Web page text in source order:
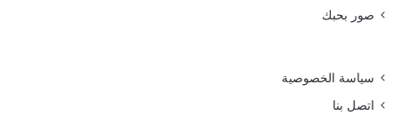
صور بحبك
سياسة الخصوصية
اتصل بنا